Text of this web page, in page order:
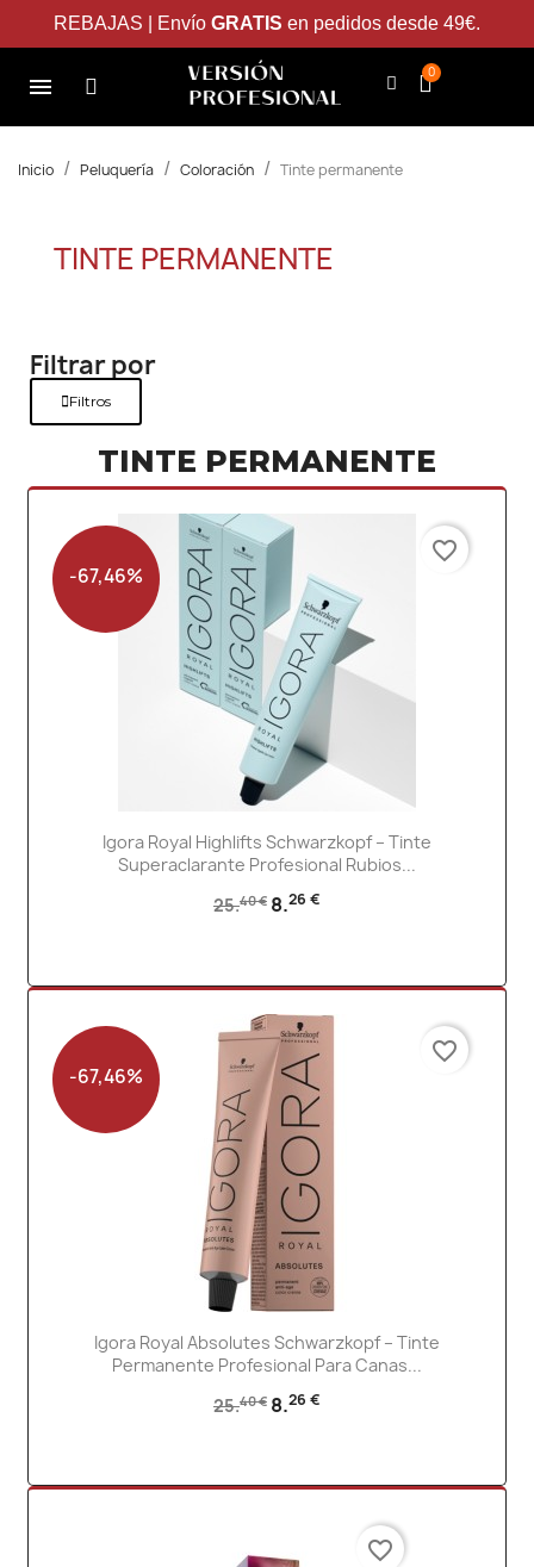
REBAJAS | Envío GRATIS en pedidos desde 49€.
Inicio Peluquería Coloración Tinte permanente
TINTE PERMANENTE
Filtrar por
Filtros
TINTE PERMANENTE
Igora Royal Highlifts Schwarzkopf – Tinte
Superaclarante Profesional Rubios...
25.40 € 8.26 €
-67,46%
favorite_border
Igora Royal Absolutes Schwarzkopf – Tinte
Permanente Profesional Para Canas...
25.40 € 8.26 €
-67,46%
favorite_border
favorite_border